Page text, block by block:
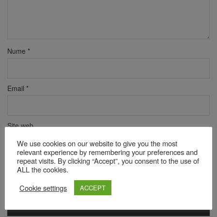
Nume *
Email *
Site web
Verificare anti-robot
Click pentru a începe verificarea
We use cookies on our website to give you the most
relevant experience by remembering your preferences and
repeat visits. By clicking “Accept”, you consent to the use of
ALL the cookies.
Cookie settings
ACCEPT